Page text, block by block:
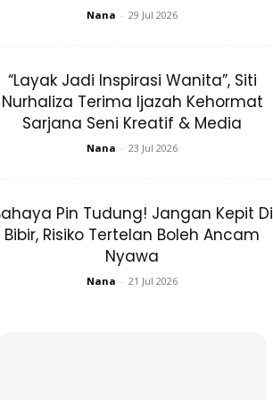
Nana - 29 Jul 2026
“Layak Jadi Inspirasi Wanita”, Siti
Nurhaliza Terima Ijazah Kehormat
Sarjana Seni Kreatif & Media
Nana - 23 Jul 2026
Pin Tudung! Jangan Kepit Di
Bibir, Risiko Tertelan Boleh Ancam
Nyawa
Nana - 21 Jul 2026